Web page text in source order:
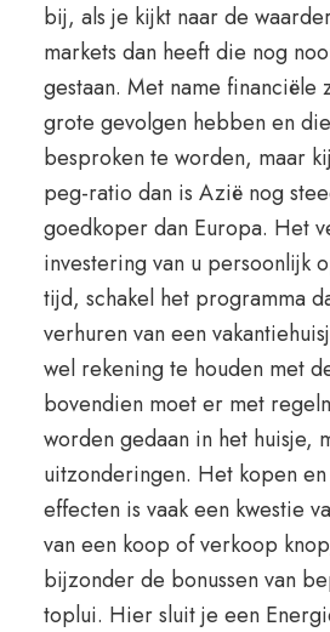
bij, als je kijkt naar de
markets dan heeft die nog
gestaan. Met name financiële
grote gevolgen hebben en
besproken te worden, maar
peg-ratio dan is Azië nog
goedkoper dan Europa. Het
investering van u persoonlijk
tijd, schakel het programma
verhuren van een
wel rekening te houden met
bovendien moet er met
worden gedaan in het huisje,
uitzonderingen. Het kopen
effecten is vaak een kwestie
van een koop of verkoop
bijzonder de bonussen van
toplui. Hier sluit je een